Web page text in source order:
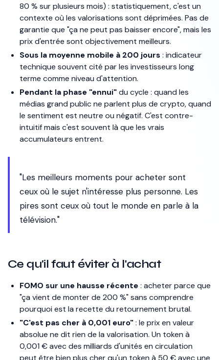
80 % sur plusieurs mois) : statistiquement, c'est un
contexte où les valorisations sont déprimées. Pas de
garantie que "ça ne peut pas baisser encore", mais les
prix d'entrée sont objectivement meilleurs.
Sous la moyenne mobile à 200 jours : indicateur
technique souvent cité par les investisseurs long
terme comme niveau d'attention.
Pendant la phase "ennui"du cycle : quand les
médias grand public ne parlent plus de crypto, quand
le sentiment est neutre ou négatif. C'est contre-
intuitif mais c'est souvent là que les vrais
accumulateurs entrent.
"Les meilleurs moments pour acheter sont
ceux où le sujet n'intéresse plus personne. Les
pires sont ceux où tout le monde en parle à la
télévision."
Ce qu'il faut éviter à l'achat
FOMO sur une hausse récente : acheter parce que
"ça vient de monter de 200 %" sans comprendre
pourquoi est la recette du retournement brutal.
"C'est pas cher à 0,001 euro": le prix en valeur
absolue ne dit rien de la valorisation. Un token à
0,001 € avec des milliards d'unités en circulation
peut être bien plus cher qu'un token à 50 € avec une